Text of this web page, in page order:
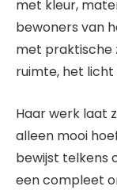
met kleur,
bewoners van
met praktische
ruimte, het licht
Haar werk laat
alleen mooi
bewijst telkens
een compleet